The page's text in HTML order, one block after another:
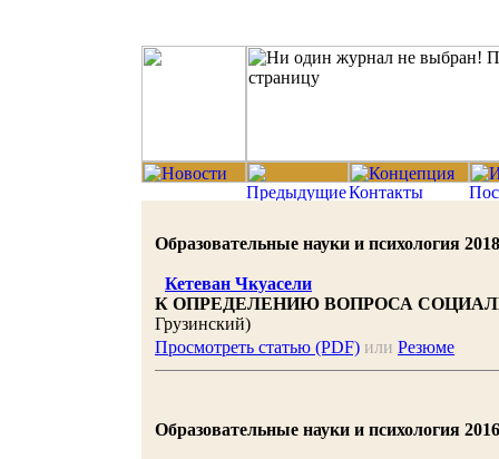
Образовательные науки и психология
Кетеван Чкуасели
К ОПРЕДЕЛЕНИЮ ВОПРОСА
Грузинский)
Просмотреть статью (PDF) или Резюме
Образовательные науки и психология